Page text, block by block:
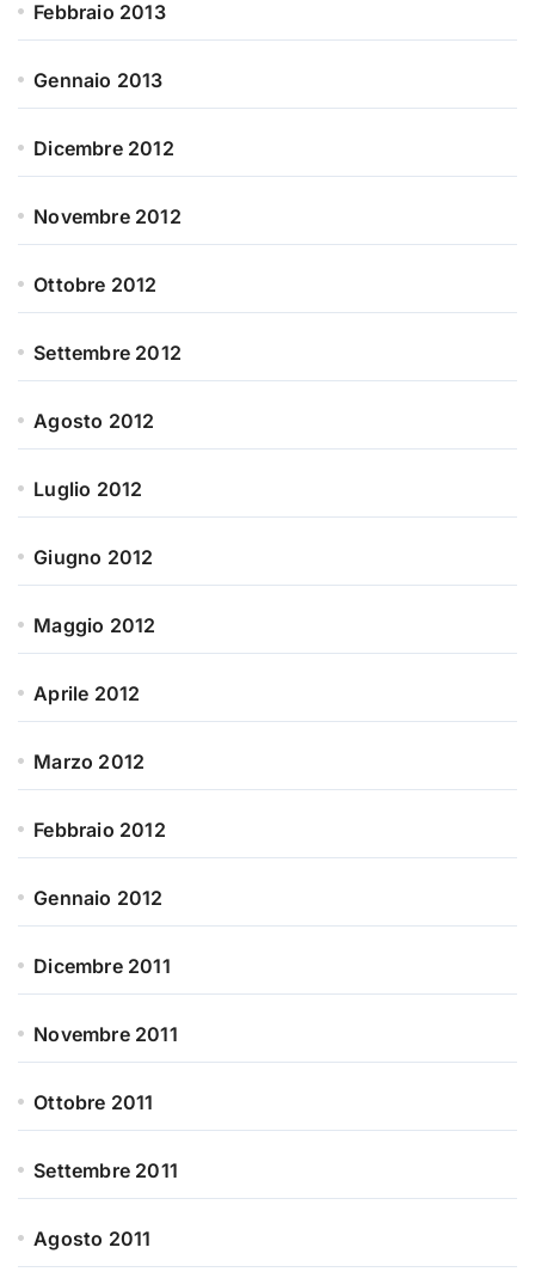
Febbraio 2013
Gennaio 2013
Dicembre 2012
Novembre 2012
Ottobre 2012
Settembre 2012
Agosto 2012
Luglio 2012
Giugno 2012
Maggio 2012
Aprile 2012
Marzo 2012
Febbraio 2012
Gennaio 2012
Dicembre 2011
Novembre 2011
Ottobre 2011
Settembre 2011
Agosto 2011